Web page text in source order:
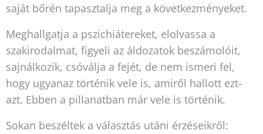
saját bőrén tapasztalja meg a következményeket.
Meghallgatja a pszichiátereket, elolvassa a
szakirodalmat, figyeli az áldozatok beszámolóit,
sajnálkozik, csóválja a fejét, de nem ismeri fel,
hogy ugyanaz történik vele is, amiről hallott ezt-
azt. Ebben a pillanatban már vele is történik.
Sokan beszéltek a választás utáni érzéseikről: